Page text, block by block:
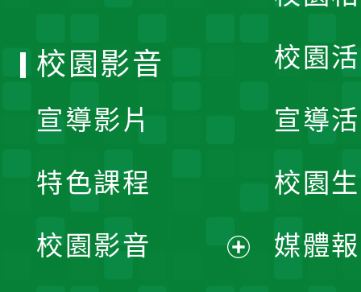
校園
宣導
校園
媒體
校園影音
宣導影片
特色課程
校園影音